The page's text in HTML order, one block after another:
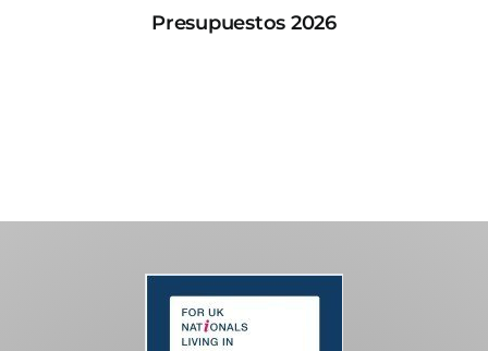
Presupuestos 2026